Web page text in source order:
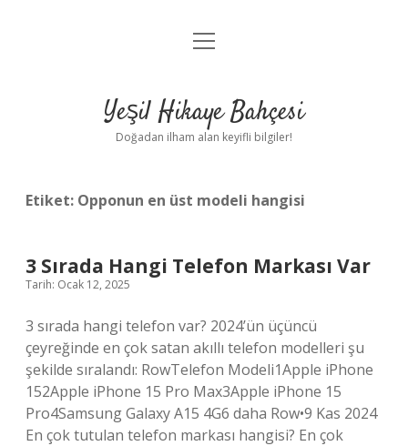
Anasayfa
Yasal Uyarı
menüyü
Yeşil Hikaye Bahçesi
Doğadan ilham alan keyifli bilgiler!
Etiket: Opponun en üst modeli hangisi
3 Sırada Hangi Telefon Markası Var
Tarih: Ocak 12, 2025
3 sırada hangi telefon var? 2024’ün üçüncü
çeyreğinde en çok satan akıllı telefon modelleri şu
şekilde sıralandı: RowTelefon Modeli1Apple iPhone
152Apple iPhone 15 Pro Max3Apple iPhone 15
Pro4Samsung Galaxy A15 4G6 daha Row•9 Kas 2024
En çok tutulan telefon markası hangisi? En çok